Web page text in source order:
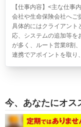
【仕事内容】<主な仕事
会社や生命保険会社へご
具体的にはクライアント
応、システムの追加等
が多く、ルート営業8割
連携でアポイントを取り
今、あなたにオス